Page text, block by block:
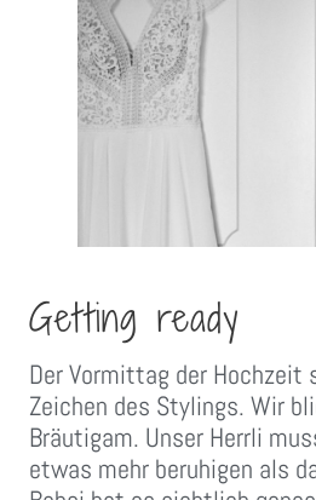
Getting ready
Der Vormittag der Hochzeit
Zeichen des Stylings. Wir
Bräutigam. Unser Herrli
etwas mehr beruhigen als